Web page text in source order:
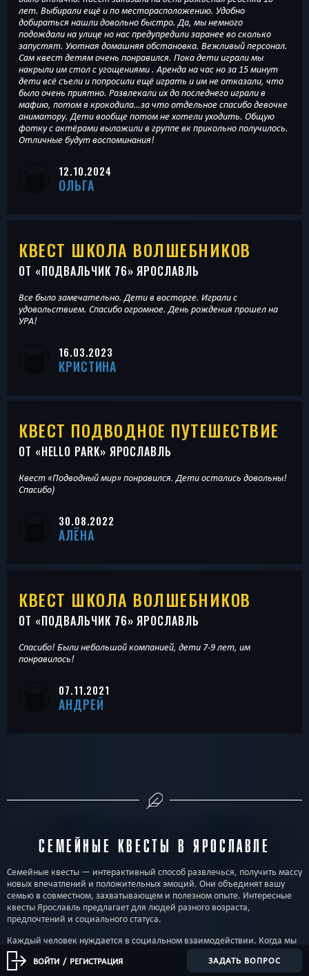
лет. Выбирали ещё и по месторасположению. Удобно
добираться нашли довольно быстро. Да, мы немного
подождали на улице но нас предупредили заранее во сколько
запустят. Уютная домашняя обстановка. Вежливый персонал.
Сам квест детям очень понравился. Пока дети играли мы
накрыли им стол с угощениями . Аренда на час но за 15 минут
дети всё съели и попросили ещё играть и им не отказали, что
было очень приятно. Развлекали их до последнего играли в
мафию, потом в крокодила…за что отдельное спасибо девочке
аниматору. Дети вообще потом не хотели уходить. Общую
фотку с актёрами выложили в группе вк прикольно получилось.
Отличные будут воспоминания!
12.10.2024
ОЛЬГА
КВЕСТ ШКОЛА ВОЛШЕБНИКОВ
ОТ «ПОДВАЛЬЧИК 76» ЯРОСЛАВЛЬ
Все было замечательно. Дети в восторге. Играли с
удовольствием. Спасибо огромное. День рождения прошел на
УРА!
16.03.2023
КРИСТИНА
КВЕСТ ПОДВОДНОЕ ПУТЕШЕСТВИЕ
ОТ «HELLO PARK» ЯРОСЛАВЛЬ
Квест «Подводный мир» понравился. Дети остались довольны!
Спасибо)
30.08.2022
АЛЁНА
КВЕСТ ШКОЛА ВОЛШЕБНИКОВ
ОТ «ПОДВАЛЬЧИК 76» ЯРОСЛАВЛЬ
Спасибо! Были небольшой компанией, дети 7-9 лет, им
понравилось!
07.11.2021
АНДРЕЙ
СЕМЕЙНЫЕ КВЕСТЫ В ЯРОСЛАВЛЕ
Семейные квесты — интерактивный способ развлечься, получить массу
новых впечатлений и положительных эмоций. Они объединят вашу
семью в совместном, захватывающем и полезном опыте. Интересные
квесты Ярославль предлагает для людей разного возраста,
предпочтений и социального статуса.
Каждый человек нуждается в социальном взаимодействии. Когда мы
попадаем в сложные ситуации, нужно общаться с окружающими,
чтобы преодолеть трудности. Квест-комнаты ставят команды в
ВОЙТИ / РЕГИСТРАЦИЯ ЗАДАТЬ ВОПРОС